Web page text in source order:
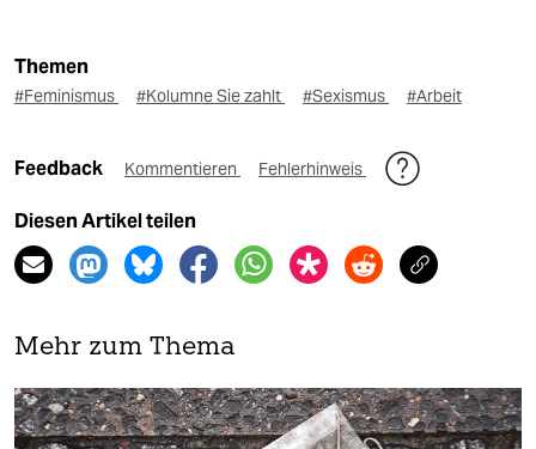
Themen
#Feminismus #Kolumne Sie zahlt #Sexismus #Arbeit
Feedback Kommentieren Fehlerhinweis
Diesen Artikel teilen
Mehr zum Thema